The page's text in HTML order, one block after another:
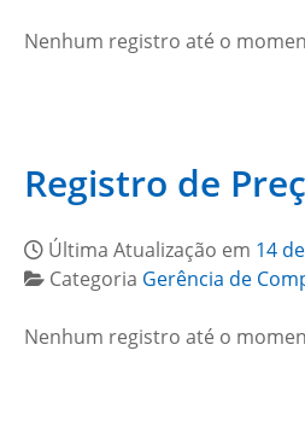
Nenhum registro até o
Registro de
Última Atualização em 14
Categoria Gerência de
Nenhum registro até o